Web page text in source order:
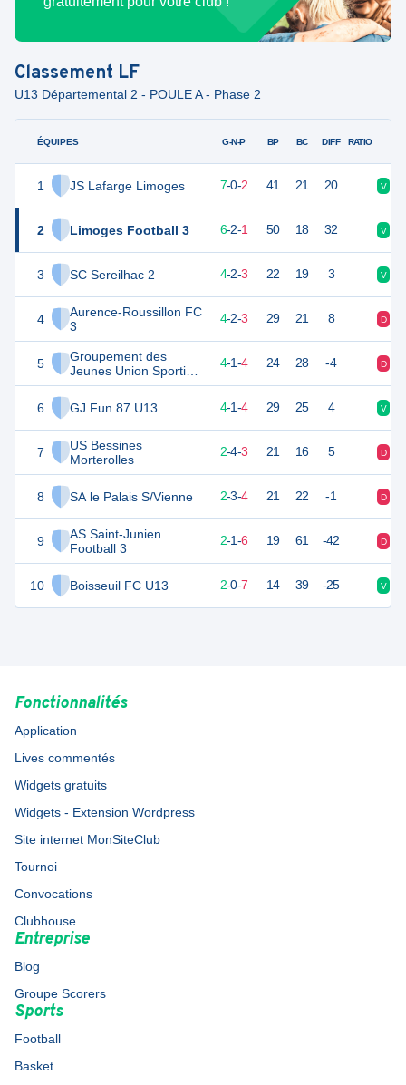
Classement LF
U13 Départemental 2 - POULE A - Phase 2
ÉQUIPES
1 JS Lafarge Limoges
2 Limoges Football 3
3 SC Sereilhac 2
4
Aurence-Roussillon FC
3
5
Groupement des
Jeunes Union Sportive
de la Gorre U13
6
GJ Fun 87 U13
7
US Bessines
Morterolles
8 SA le Palais S/Vienne
9
AS Saint-Junien
Football 3
10 Boisseuil FC U13
G-N-P BP BC DIFF RATIO
21 7-0-2 41 21 20 V
20 6-2-1 50 18 32 V
4-2-3 22 19 3 V
13 9 4-2-3 29 21 8 D
13 4-1-4 24 28 -4 D
4-1-4 29 25 4 V
2-4-3 21 16 5 D
9 9 2-3-4 21 22 -1 D
2-1-6 19 61 -42 D
6 2-0-7 14 39 -25 V
Fonctionnalités
Application
Lives commentés
Widgets gratuits
Widgets - Extension Wordpress
Site internet MonSiteClub
Tournoi
Convocations
Clubhouse
Entreprise
Blog
Groupe Scorers
Sports
Football
Basket